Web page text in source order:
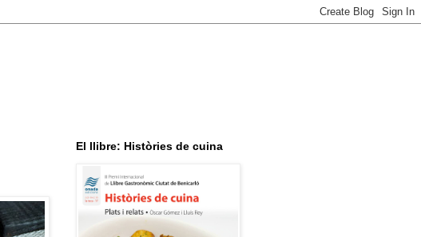
El llibre: Històries de cuina